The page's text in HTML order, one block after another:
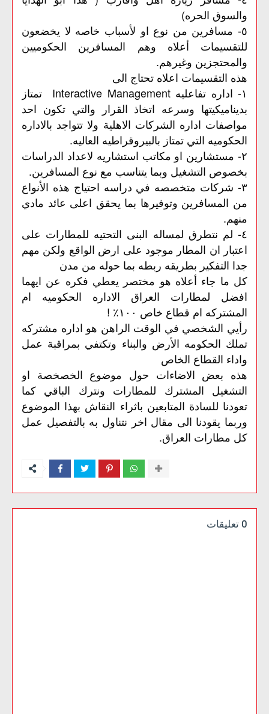
والسوق الحره)
٥- مسافرين من نوع او لأسباب خاصه لا يخضعون
للتقسيمات أعلاه وهم المسافرين الحكوميين
والمحتجزين وغيرهم.
هذه التقسيمات اعلاه تحتاج الى
١- اداره تفاعليه Interactive Management تمتاز
بديناميكيتها وسرعه اتخاذ القرار والتي تكون احد
مواصفات اداره الشركات الاهلية ولا تتواجد بالاداره
الحكوميه التي تمتاز بالبيروقراطيه العاليه.
٢- مستشارين او مكاتب استشاريه لاعداد الدراسات
بخصوص التشغيل وبما يتناسب مع نوع المسافرين.
٣- شركات متخصصه في دراسه احتياج هذه الأنواع
من المسافرين وتوفيرها بما يحقق اعلى عائد مادي
منهم.
٤- لم نتطرق لمساله البنى التحتيه للمطارات على
اعتبار ان المطار موجود على ارض الواقع ولكن مهم
جدا التفكير بطريقه ربطه بما حوله من مدن
كل ما جاء أعلاه هو مختصر يعطي فكره عن ايهما
افضل لمطارات العراق الاداره الحكوميه ام
المشتركه ام قطاع خاص ١٠٠٪ !
رأيي الشخصي في الوقت الراهن هو اداره مشتركه
تملك الحكومه الأرض والبناء وتكتفي بمراقبة عمل
واداء القطاع الخاص
هذه بعض الاضاءات حول موضوع الخصخصة
او
التشغيل
المشترك للمطارات ونترك الباقي
كما
تعودنا للسادة المتابعين باثراء النقاش بهذا
الموضوع
وربما يقودنا الى مقال اخر نتناول به بالتفصيل عمل
كل مطارات العراق.
0 تعليقات